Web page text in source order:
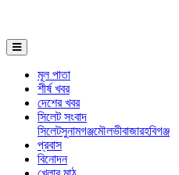
মূল পাতা
শীর্ষ খবর
দেশের খবর
সিলেট সংবাদ
সিলেটসুনামগঞ্জমৌলভীবাজারহবিগঞ্জ
প্রবাস
বিনোদন